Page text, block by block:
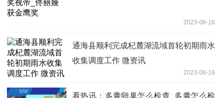
2023-06-16
通海县顺利完成杞麓湖流域首轮初期雨水
收集调度工作 微资讯
2023-06-16
看热讯：多囊卵巢怎么检查_多囊怎么检